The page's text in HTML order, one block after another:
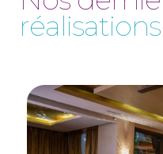
réalisations